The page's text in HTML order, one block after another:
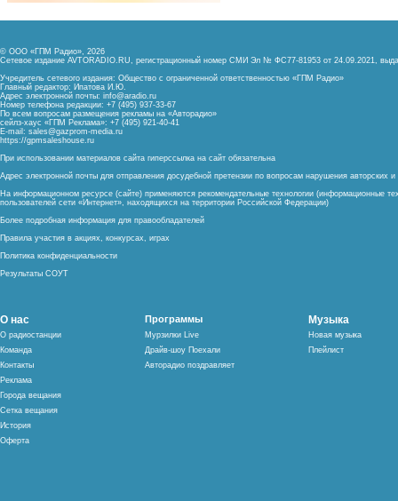
© ООО «ГПМ Радио», 2026
Сетевое издание AVTORADIO.RU, регистрационный номер СМИ Эл № ФС77-81953 от 24.09.2021,
Учредитель сетевого издания: Общество с ограниченной ответственностью «ГПМ Радио»
Главный редактор: Ипатова И.Ю.
Адрес электронной почты: info@aradio.ru
Номер телефона редакции: +7 (495) 937-33-67
По всем вопросам размещения рекламы на «Авторадио»
сейлз-хаус «ГПМ Реклама»: +7 (495) 921-40-41
E-mail: sales@gazprom-media.ru
https://gpmsaleshouse.ru
При использовании материалов сайта гиперссылка на сайт обязательна
Адрес электронной почты для отправления досудебной претензии по вопросам нарушения авторских
На информационном ресурсе (сайте) применяются рекомендательные технологии (информационные
пользователей сети «Интернет», находящихся на территории Российской Федерации)
Более подробная информация для правообладателей
Правила участия в акциях, конкурсах, играх
Политика конфиденциальности
Результаты СОУТ
О нас
О радиостанции
Команда
Контакты
Реклама
Города вещания
Сетка вещания
История
Оферта
Программы
Мурзилки Live
Драйв-шоу Поехали
Авторадио поздравляет
Музыка
Новая музыка
Плейлист